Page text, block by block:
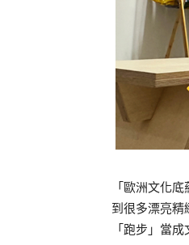
「歐洲文化
到很多漂亮精
「跑步」當